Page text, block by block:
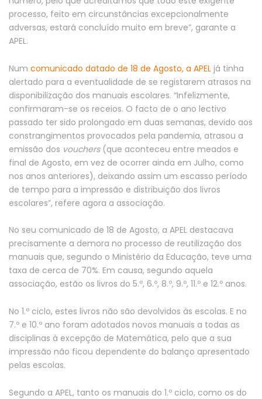
processo, feito em circunstâncias excepcionalmente
adversas, estará concluído muito em breve”, garante a
APEL.
Num comunicado datado de 18 de Agosto, a APEL já tinha
alertado para a eventualidade de se registarem atrasos na
disponibilização dos manuais escolares. “Infelizmente,
confirmaram-se os receios. O facto de o ano lectivo
passado ter sido prolongado em duas semanas, devido aos
constrangimentos provocados pela pandemia, atrasou a
emissão dos vouchers (que aconteceu entre meados e
final de Agosto, em vez de ocorrer ainda em Julho, como
nos anos anteriores), deixando assim um escasso período
de tempo para a impressão e distribuição dos livros
escolares”, refere agora a associação.
No seu comunicado de 18 de Agosto, a APEL destacava
precisamente a demora no processo de reutilização dos
manuais que, segundo o Ministério da Educação, teve uma
taxa de cerca de 70%. Em causa, segundo aquela
associação, estão os livros do 5.º, 6.º, 8.º, 9.º, 11.º e 12.º anos.
No 1.º ciclo, estes livros não são devolvidos às escolas. E no
7.º e 10.º ano foram adotados novos manuais a todas as
disciplinas à excepção de Matemática, pelo que a sua
impressão não ficou dependente do balanço apresentado
pelas escolas.
Segundo a APEL, tanto os manuais do 1.º ciclo, como os do